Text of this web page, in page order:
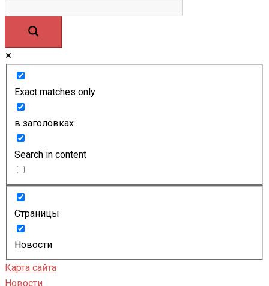
Exact matches only
в заголовках
Search in content
Страницы
Новости
Карта сайта
Новости